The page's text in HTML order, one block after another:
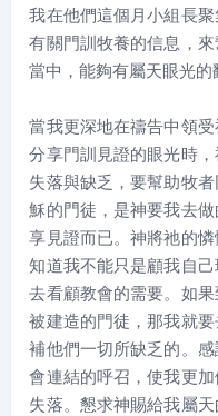
我在他們這個月小組長
有關門訓牧養的信息，
當中，能夠有屬天眼光的
當我更深地在禱告中領
分享門訓見證的眼光時
失落與缺乏，要幫助牧
穌的門徒，是神要我去
享見證而已。神將祂的
知道我不能只是顧我自
去看顧教會的需要。如
被建造的門徒，那我就
補他們一切所缺乏的。
會連結的呼召，使我更
失落。懇求神賜給我屬